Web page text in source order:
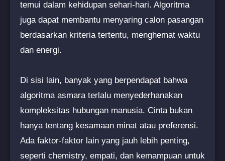
temui dalam kehidupan sehari-hari. Algoritma
juga dapat membantu menyaring calon pasangan
berdasarkan kriteria tertentu, menghemat waktu
dan energi.
Di sisi lain, banyak yang berpendapat bahwa
algoritma asmara terlalu menyederhanakan
kompleksitas hubungan manusia. Cinta bukan
hanya tentang kesamaan minat atau preferensi.
Ada faktor-faktor lain yang jauh lebih penting,
seperti chemistry, empati, dan kemampuan untuk